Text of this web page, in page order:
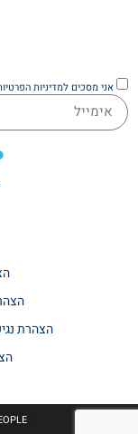
אני מסכים למדיניות
הצהרת